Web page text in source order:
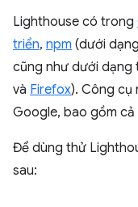
Lighthouse có trong
triển, npm (dưới
cũng như dưới dạng
và Firefox). Công cụ
Google, bao gồm cả
Để dùng thử
sau: